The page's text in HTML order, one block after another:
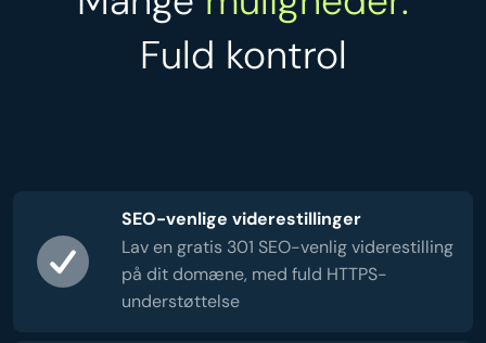
Fuld kontrol
SEO-venlige viderestillinger
Lav en gratis 301 SEO-venlig viderestilling
på dit domæne, med fuld HTTPS-
understøttelse